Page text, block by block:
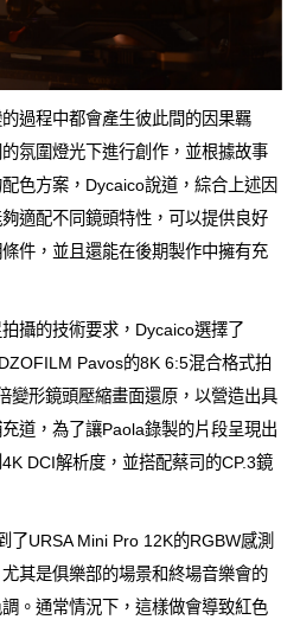
過程中都會產生彼此間的因果羈
氛圍燈光下進行創作，並根據故事
色方案，Dycaico說道，綜合上述因
適配不同鏡頭特性，可以提供良好
件，並且還能在後期製作中擁有充
攝的技術要求，Dycaico選擇了
Pavos的8K 6:5混合格式拍
變形鏡頭壓縮畫面還原，以營造出具
道，為了讓Paola錄製的片段呈現出
DCI解析度，並搭配蔡司的CP.3鏡
了URSA Mini Pro 12K的RGBW感測
其是俱樂部的場景和終場音樂會的
。通常情況下，這樣做會導致紅色